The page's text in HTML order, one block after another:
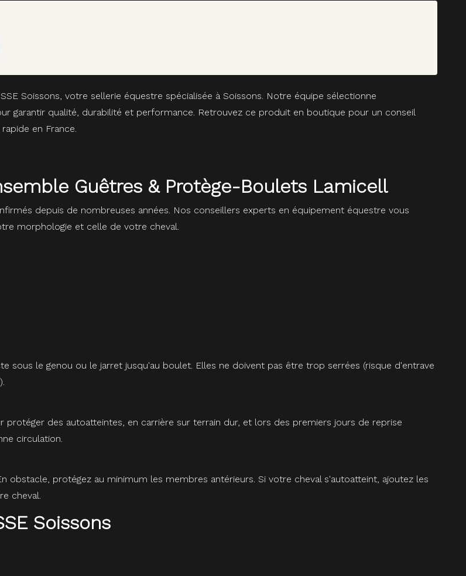
Soissons, votre sellerie équestre spécialisée à Soissons. Notre équipe sélectionne
garantir qualité, durabilité et performance. Retrouvez ce produit en boutique pour un conseil
en France.
Guêtres & Protège-Boulets Lamicell
depuis de nombreuses années. Nos conseillers experts en équipement équestre vous
morphologie et celle de votre cheval.
sous le genou ou le jarret jusqu'au boulet. Elles ne doivent pas être trop serrées (risque d'entrave
des autoatteintes, en carrière sur terrain dur, et lors des premiers jours de reprise
circulation.
obstacle, protégez au minimum les membres antérieurs. Si votre cheval s'autoatteint, ajoutez les
cheval.
Soissons